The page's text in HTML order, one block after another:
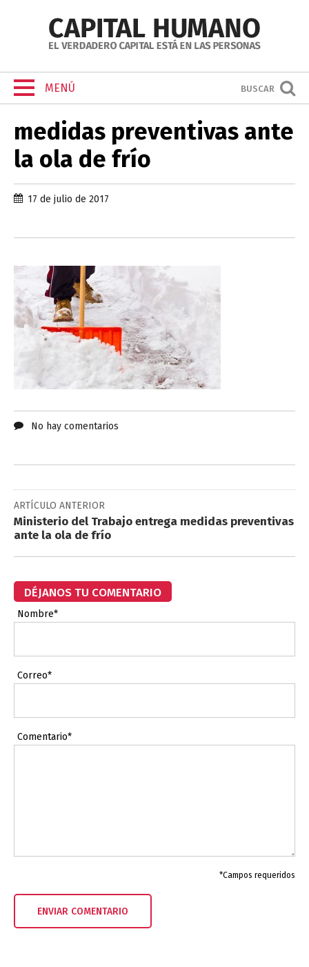
MENÚ BUSCAR
medidas preventivas ante
la ola de frío
17 de julio de 2017
No hay comentarios
ARTÍCULO ANTERIOR
Ministerio del Trabajo entrega medidas preventivas
ante la ola de frío
DÉJANOS TU COMENTARIO
Nombre*
Correo*
Comentario*
*Campos requeridos